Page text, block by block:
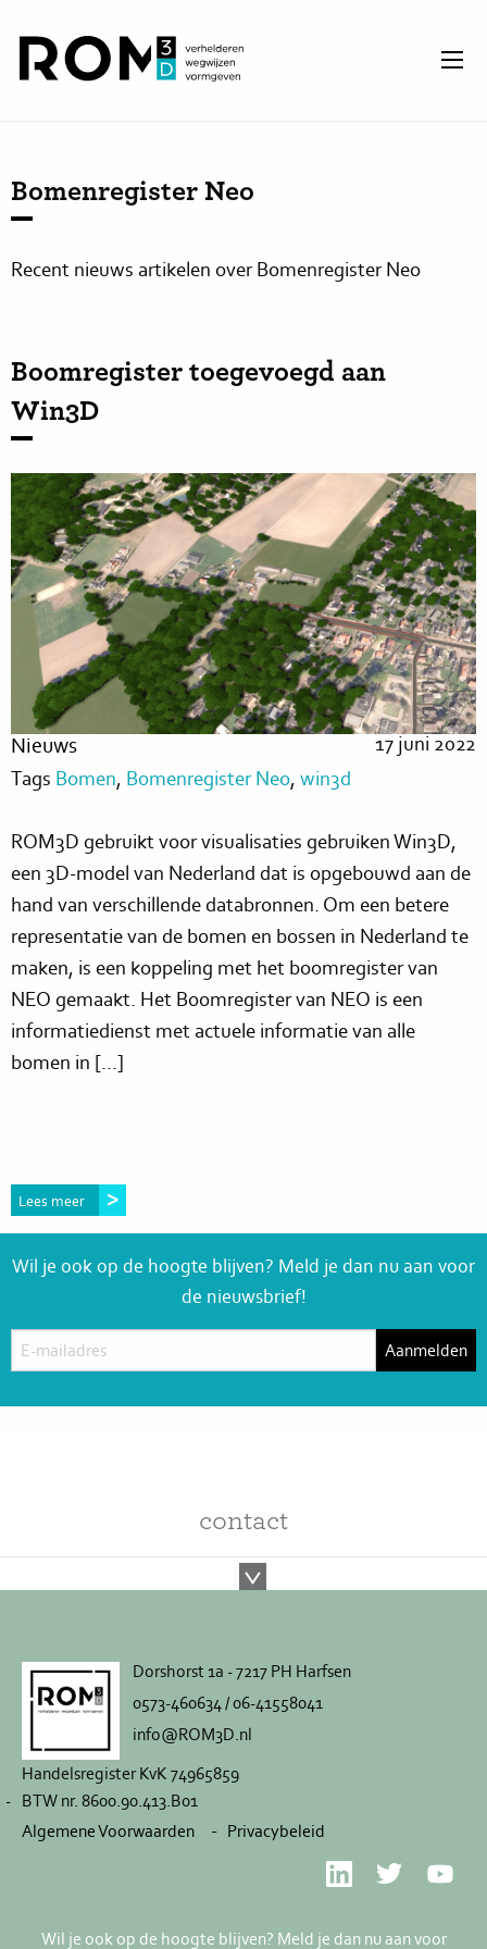
Bomenregister Neo
Recent nieuws artikelen over Bomenregister Neo
Boomregister toegevoegd aan
Win3D
Nieuws
17 juni 2022
Tags Bomen, Bomenregister Neo, win3d
ROM3D gebruikt voor visualisaties gebruiken Win3D,
een 3D-model van Nederland dat is opgebouwd aan de
hand van verschillende databronnen. Om een betere
representatie van de bomen en bossen in Nederland te
maken, is een koppeling met het boomregister van
NEO gemaakt. Het Boomregister van NEO is een
informatiedienst met actuele informatie van alle
bomen in […]
Lees meer
Wil je ook op de hoogte blijven? Meld je dan nu aan voor
de nieuwsbrief!
contact
Dorshorst 1a - 7217 PH Harfsen
0573-460634 / 06-41558041
info@ROM3D.nl
Handelsregister KvK 74965859
BTW nr. 8600.90.413.B01
Algemene Voorwaarden
Privacybeleid
Wil je ook op de hoogte blijven? Meld je dan nu aan voor